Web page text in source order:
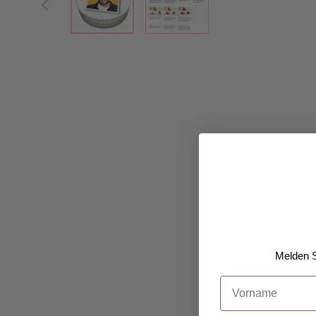
Melden
Vorname